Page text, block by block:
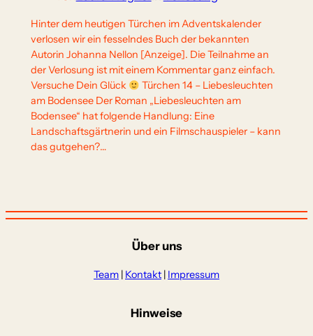
Hinter dem heutigen Türchen im Adventskalender
verlosen wir ein fesselndes Buch der bekannten
Autorin Johanna Nellon [Anzeige]. Die Teilnahme an
der Verlosung ist mit einem Kommentar ganz einfach.
Versuche Dein Glück
Türchen 14 – Liebesleuchten
am Bodensee Der Roman „Liebesleuchten am
Bodensee“ hat folgende Handlung: Eine
Landschaftsgärtnerin und ein Filmschauspieler – kann
das gutgehen?…
Über uns
Team | Kontakt | Impressum
Hinweise